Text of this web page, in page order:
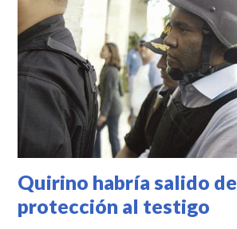
Quirino habría salido de
protección al testigo